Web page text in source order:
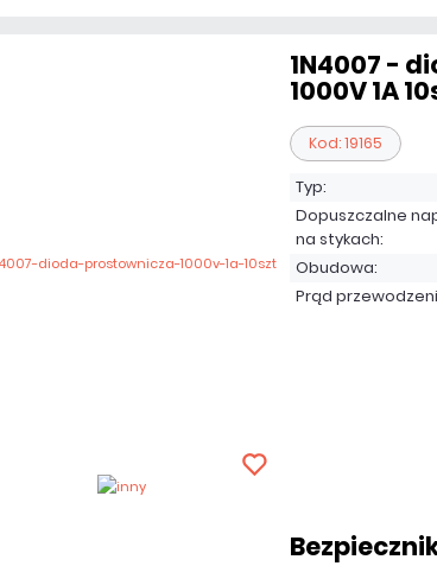
1N4007 -
1000V 1A
Kod: 19165
Typ:
Dopuszczalne
na stykach:
Obudowa:
Prąd